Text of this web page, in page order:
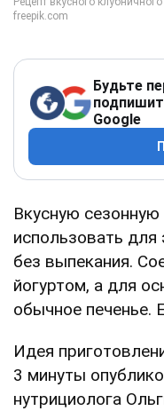
Будьте
Google
Вкусную сезонную
использовать
без выпекания.
йогуртом, а для
обычное печенье.
Идея
3 минуты
нутрициолога